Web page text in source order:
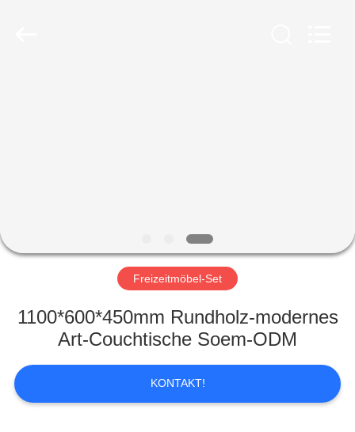
VR-
ÜBER
UNS
WERKSBESICHTIGUNG
Freizeitmöbel-Set
1100*600*450mm Rundholz-modernes
Art-Couchtische Soem-ODM
KONTAKT!